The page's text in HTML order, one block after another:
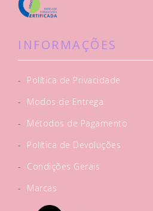
INFORMAÇÕES
-
Política de Privacidade
-
Modos de Entrega
-
Métodos de Pagamento
-
Política de Devoluções
-
Condições Gerais
-
Marcas